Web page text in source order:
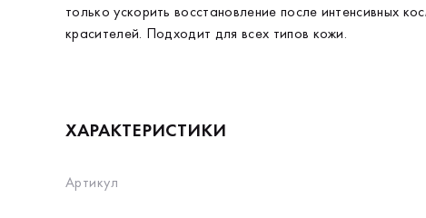
только ускорить восстановление после интенсивных
красителей. Подходит для всех типов кожи.
ХАРАКТЕРИСТИКИ
Артикул